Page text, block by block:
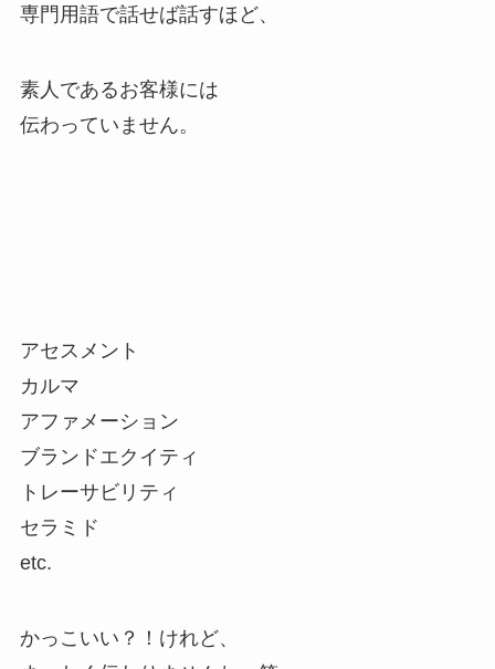
専門用語で話せば話すほど、
素人であるお客様には
伝わっていません。
アセスメント
カルマ
アファメーション
ブランドエクイティ
トレーサビリティ
セラミド
etc.
かっこいい？！けれど、